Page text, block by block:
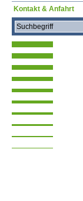
Kontakt & Anfahrt